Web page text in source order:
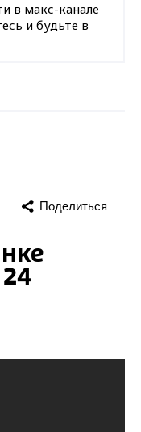
в макс-канале
и будьте в
Поделиться
24